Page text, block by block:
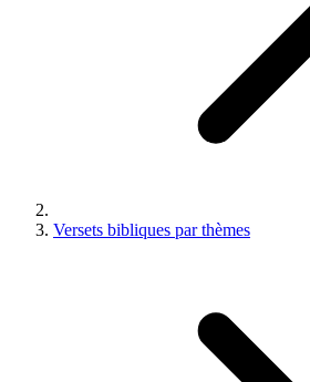
Versets bibliques par thèmes